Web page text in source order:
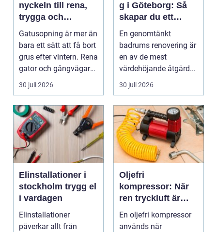
nyckeln till rena,
trygga och
hållbara
stadsmiljöer
Gatusopning är mer än
bara ett sätt att få bort
grus efter vintern. Rena
gator och gångvägar
påverka...
30 juli 2026
g i Göteborg: Så
skapar du ett
hållbart och
modernt badrum
En genomtänkt
badrums renovering är
en av de mest
värdehöjande åtgärd...
30 juli 2026
Elinstallationer i
stockholm trygg el
i vardagen
Elinstallationer
påverkar allt från
Oljefri
kompressor: När
ren tryckluft är
avgörande
En oljefri kompressor
används när